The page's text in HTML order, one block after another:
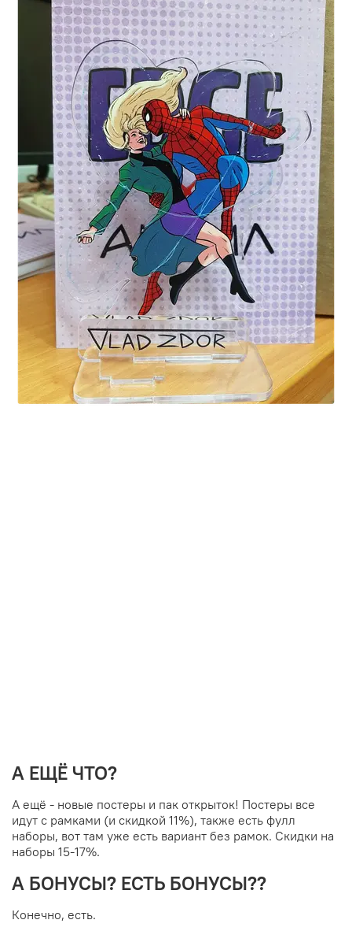
А ЕЩЁ ЧТО?
А ещё - новые постеры и пак открыток! Постеры все